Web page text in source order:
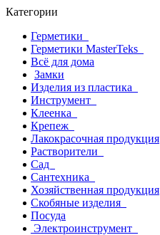
Категории
Герметики
Герметики MasterTeks
Всё для дома
Замки
Изделия из пластика
Инструмент
Клеенка
Крепеж
Лакокрасочная продукция
Растворители
Сад
Сантехника
Хозяйственная продукция
Скобяные изделия
Посуда
Электроинструмент